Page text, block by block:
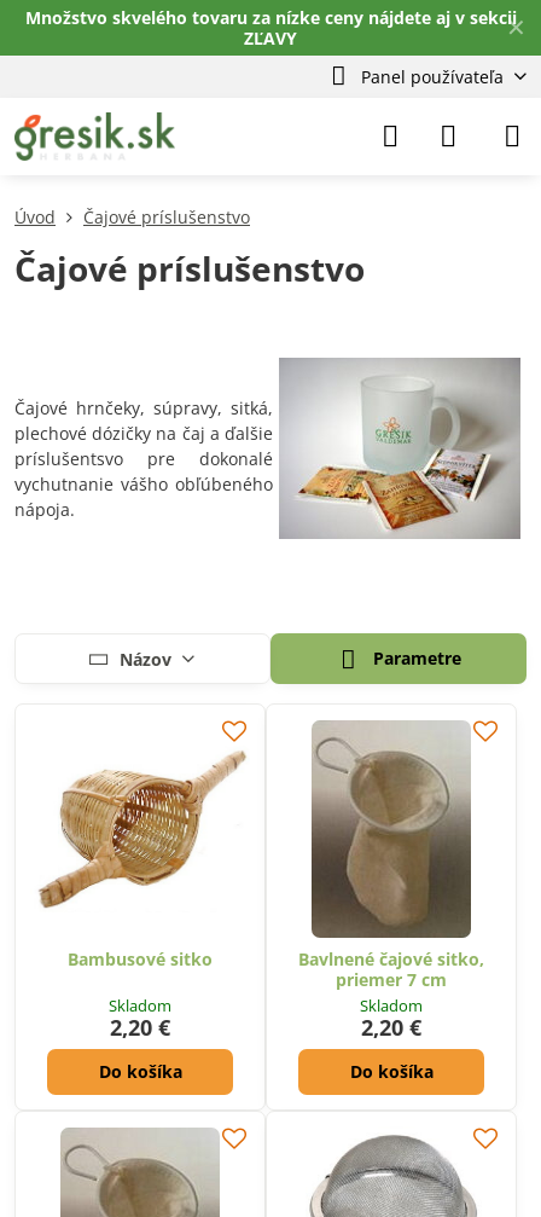
✕
Množstvo skvelého tovaru za nízke ceny nájdete aj v sekcii
ZĽAVY
Panel používateľa
Úvod Čajové príslušenstvo
Čajové príslušenstvo
Čajové hrnčeky, súpravy, sitká,
plechové dózičky na čaj a ďalšie
príslušentsvo pre dokonalé
vychutnanie vášho obľúbeného
nápoja.
Názov Parametre
Bambusové sitko
Skladom
2,20 €
Do košíka
Bavlnené čajové sitko,
priemer 7 cm
Skladom
2,20 €
Do košíka